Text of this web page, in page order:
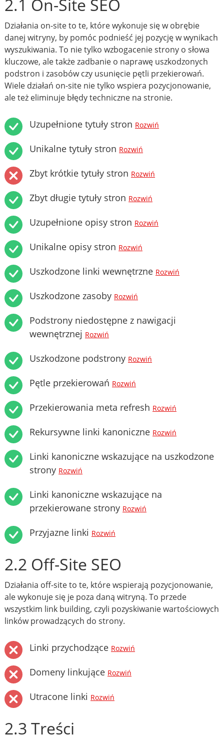
2.1 On-Site SEO
Działania on-site to te, które wykonuje się w obrębie
danej witryny, by pomóc podnieść jej pozycję w wynikach
wyszukiwania. To nie tylko wzbogacenie strony o słowa
kluczowe, ale także zadbanie o naprawę uszkodzonych
podstron i zasobów czy usunięcie pętli przekierowań.
Wiele działań on-site nie tylko wspiera pozycjonowanie,
ale też eliminuje błędy techniczne na stronie.
Uzupełnione tytuły stron Rozwiń
Unikalne tytuły stron Rozwiń
Zbyt krótkie tytuły stron Rozwiń
Zbyt długie tytuły stron Rozwiń
Uzupełnione opisy stron Rozwiń
Unikalne opisy stron Rozwiń
Uszkodzone linki wewnętrzne Rozwiń
Uszkodzone zasoby Rozwiń
Podstrony niedostępne z nawigacji
wewnętrznej Rozwiń
Uszkodzone podstrony Rozwiń
Pętle przekierowań Rozwiń
Przekierowania meta refresh Rozwiń
Rekursywne linki kanoniczne Rozwiń
Linki kanoniczne wskazujące na uszkodzone
strony Rozwiń
Linki kanoniczne wskazujące na
przekierowane strony Rozwiń
Przyjazne linki Rozwiń
2.2 Off-Site SEO
Działania off-site to te, które wspierają pozycjonowanie,
ale wykonuje się je poza daną witryną. To przede
wszystkim link building, czyli pozyskiwanie wartościowych
linków prowadzących do strony.
Linki przychodzące Rozwiń
Domeny linkujące Rozwiń
Utracone linki Rozwiń
2.3 Treści